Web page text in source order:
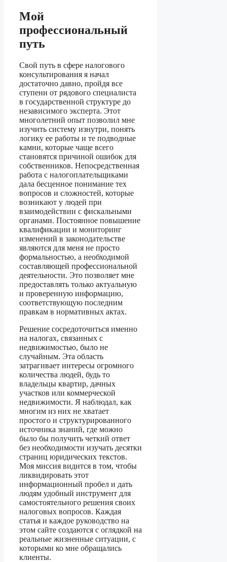
Мой
профессиональный
путь
Свой путь в сфере налогового
консультирования я начал
достаточно давно, пройдя все
ступени от рядового специалиста
в государственной структуре до
независимого эксперта. Этот
многолетний опыт позволил мне
изучить систему изнутри, понять
логику ее работы и те подводные
камни, которые чаще всего
становятся причиной ошибок для
собственников. Непосредственная
работа с налогоплательщиками
дала бесценное понимание тех
вопросов и сложностей, которые
возникают у людей при
взаимодействии с фискальными
органами. Постоянное повышение
квалификации и мониторинг
изменений в законодательстве
являются для меня не просто
формальностью, а необходимой
составляющей профессиональной
деятельности. Это позволяет мне
предоставлять только актуальную
и проверенную информацию,
соответствующую последним
правкам в нормативных актах.
Решение сосредоточиться именно
на налогах, связанных с
недвижимостью, было не
случайным. Эта область
затрагивает интересы огромного
количества людей, будь то
владельцы квартир, дачных
участков или коммерческой
недвижимости. Я наблюдал, как
многим из них не хватает
простого и структурированного
источника знаний, где можно
было бы получить четкий ответ
без необходимости изучать десятки
страниц юридических текстов.
Моя миссия видится в том, чтобы
ликвидировать этот
информационный пробел и дать
людям удобный инструмент для
самостоятельного решения своих
налоговых вопросов. Каждая
статья и каждое руководство на
этом сайте создаются с оглядкой на
реальные жизненные ситуации, с
которыми ко мне обращались
клиенты.